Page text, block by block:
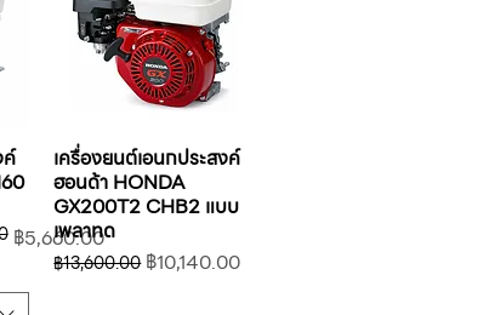
฿5,660.00
เครื่องยนต์เอนกประสงค์
ฮอนด้า HONDA
GX200T2 CHB2 แบบ
เพลาทด
ราคาปกติ
฿13,600.00 ราคาขายลด
฿10,140.00